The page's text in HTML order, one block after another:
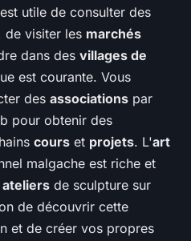
utile de consulter des
de visiter les marchés
dans des villages de
est courante. Vous
des associations par
pour obtenir des
cours et projets. L'art
malgache est riche et
ateliers de sculpture sur
de découvrir cette
et de créer vos propres